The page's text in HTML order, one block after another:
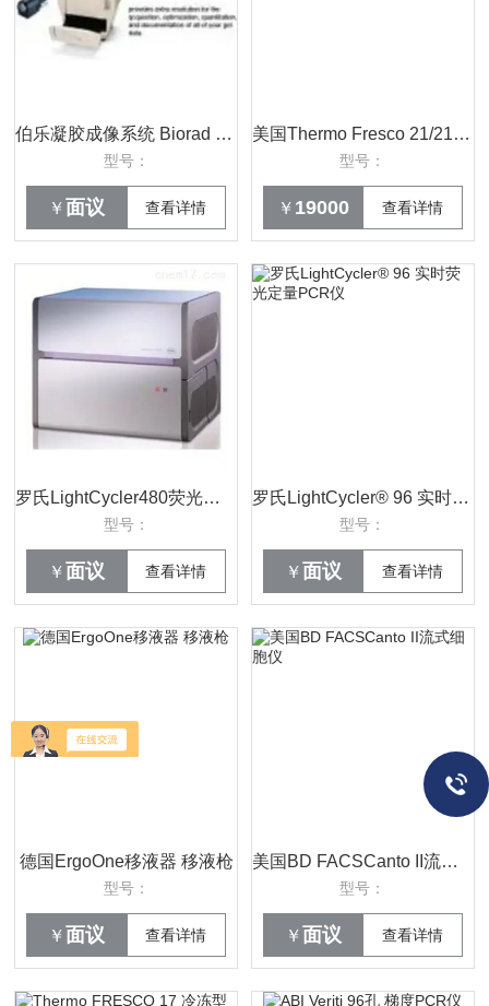
伯乐凝胶成像系统 Biorad GelDoc XR
型号：
￥ 面议 查看详情
美国Thermo Fresco 21/21R微量离心机
型号：
￥ 19000 查看详情
罗氏LightCycler480荧光定量PCR仪
型号：
￥ 面议 查看详情
罗氏LightCycler® 96 实时荧光定量PCR仪
型号：
￥ 面议 查看详情
德国ErgoOne移液器 移液枪
型号：
￥ 面议 查看详情
美国BD FACSCanto II流式细胞仪
型号：
￥ 面议 查看详情